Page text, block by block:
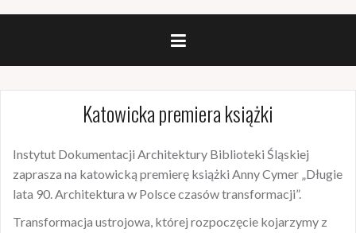
Katowicka premiera książki
Instytut Dokumentacji Architektury Biblioteki Śląskiej
zaprasza na katowicką premierę książki Anny Cymer „Długie
lata 90. Architektura w Polsce czasów transformacji”.
Transformacja ustrojowa, której rozpoczęcie kojarzymy z